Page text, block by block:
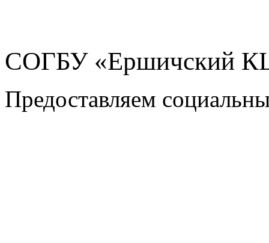
СОГБУ «Ершичский
Предоставляем